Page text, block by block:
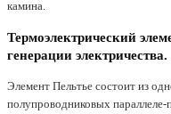
камина.
Термоэлектрический
генерации электричества.
Элемент Пельтье состоит из
полупроводниковых